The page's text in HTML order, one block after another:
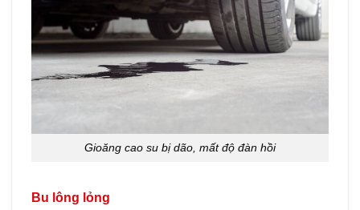
Gioăng cao su bị dão, mất độ đàn hồi
Bu lông lỏng